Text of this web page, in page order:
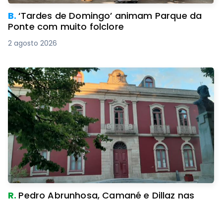
B.‘Tardes de Domingo’ animam Parque da
Ponte com muito folclore
2 agosto 2026
R. Pedro Abrunhosa, Camané e Dillaz nas